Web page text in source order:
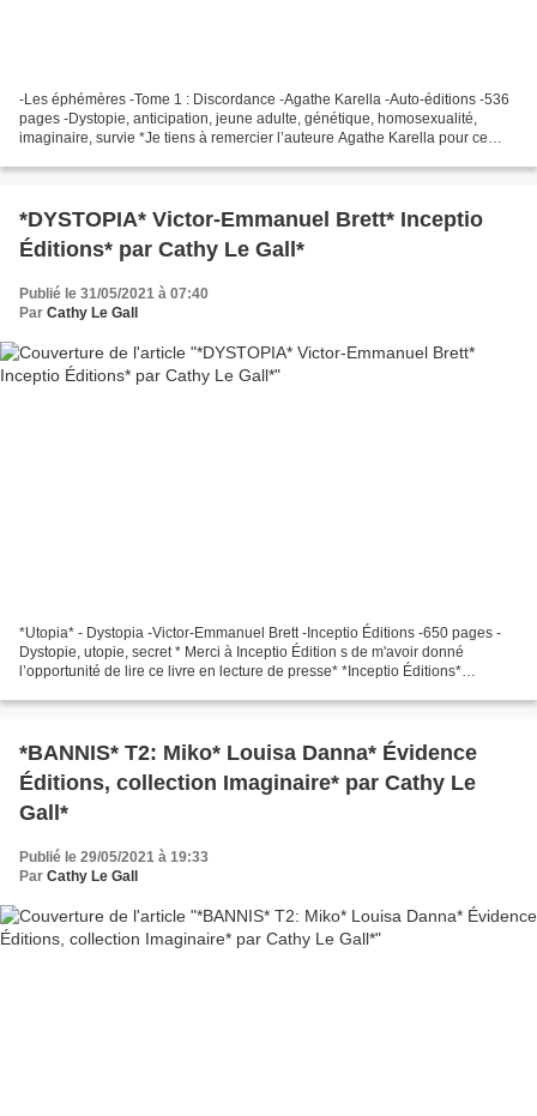
-Les éphémères -Tome 1 : Discordance -Agathe Karella -Auto-éditions -536
pages -Dystopie, anticipation, jeune adulte, génétique, homosexualité,
imaginaire, survie *Je tiens à remercier l’auteure Agathe Karella pour ce
*DYSTOPIA* Victor-Emmanuel Brett* Inceptio
Éditions* par Cathy Le Gall*
Publié le 31/05/2021 à 07:40
Par Cathy Le Gall
*Utopia* - Dystopia -Victor-Emmanuel Brett -Inceptio Éditions -650 pages -
Dystopie, utopie, secret * Merci à Inceptio Édition s de m'avoir donné
l’opportunité de lire ce livre en lecture de presse* *Inceptio Éditions*
*BANNIS* T2: Miko* Louisa Danna* Évidence
Éditions, collection Imaginaire* par Cathy Le
Gall*
Publié le 29/05/2021 à 19:33
Par Cathy Le Gall